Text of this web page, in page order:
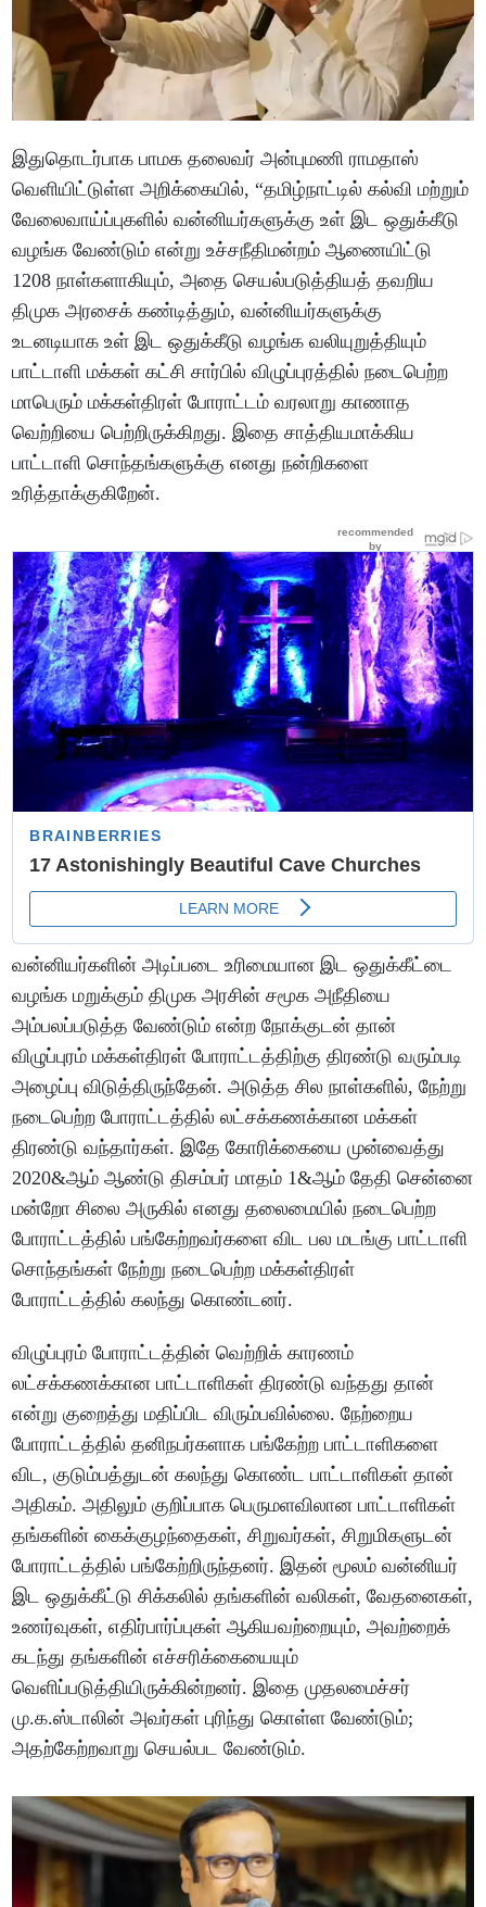
இதுதொடர்பாக பாமக தலைவர் அன்புமணி ராமதாஸ்
வெளியிட்டுள்ள அறிக்கையில், “தமிழ்நாட்டில் கல்வி மற்றும்
வேலைவாய்ப்புகளில் வன்னியர்களுக்கு உள் இட ஒதுக்கீடு
வழங்க வேண்டும் என்று உச்சநீதிமன்றம் ஆணையிட்டு
1208 நாள்களாகியும், அதை செயல்படுத்தியத் தவறிய
திமுக அரசைக் கண்டித்தும், வன்னியர்களுக்கு
உடனடியாக உள் இட ஒதுக்கீடு வழங்க வலியுறுத்தியும்
பாட்டாளி மக்கள் கட்சி சார்பில் விழுப்புரத்தில் நடைபெற்ற
மாபெரும் மக்கள்திரள் போராட்டம் வரலாறு காணாத
வெற்றியை பெற்றிருக்கிறது. இதை சாத்தியமாக்கிய
பாட்டாளி சொந்தங்களுக்கு எனது நன்றிகளை
உரித்தாக்குகிறேன்.
வன்னியர்களின் அடிப்படை உரிமையான இட ஒதுக்கீட்டை
வழங்க மறுக்கும் திமுக அரசின் சமூக அநீதியை
அம்பலப்படுத்த வேண்டும் என்ற நோக்குடன் தான்
விழுப்புரம் மக்கள்திரள் போராட்டத்திற்கு திரண்டு வரும்படி
அழைப்பு விடுத்திருந்தேன். அடுத்த சில நாள்களில், நேற்று
நடைபெற்ற போராட்டத்தில் லட்சக்கணக்கான மக்கள்
திரண்டு வந்தார்கள். இதே கோரிக்கையை முன்வைத்து
2020&ஆம் ஆண்டு திசம்பர் மாதம் 1&ஆம் தேதி சென்னை
மன்றோ சிலை அருகில் எனது தலைமையில் நடைபெற்ற
போராட்டத்தில் பங்கேற்றவர்களை விட பல மடங்கு பாட்டாளி
சொந்தங்கள் நேற்று நடைபெற்ற மக்கள்திரள்
போராட்டத்தில் கலந்து கொண்டனர்.
விழுப்புரம் போராட்டத்தின் வெற்றிக் காரணம்
லட்சக்கணக்கான பாட்டாளிகள் திரண்டு வந்தது தான்
என்று குறைத்து மதிப்பிட விரும்பவில்லை. நேற்றைய
போராட்டத்தில் தனிநபர்களாக பங்கேற்ற பாட்டாளிகளை
விட, குடும்பத்துடன் கலந்து கொண்ட பாட்டாளிகள் தான்
அதிகம். அதிலும் குறிப்பாக பெருமளவிலான பாட்டாளிகள்
தங்களின் கைக்குழந்தைகள், சிறுவர்கள், சிறுமிகளுடன்
போராட்டத்தில் பங்கேற்றிருந்தனர். இதன் மூலம் வன்னியர்
இட ஒதுக்கீட்டு சிக்கலில் தங்களின் வலிகள், வேதனைகள்,
உணர்வுகள், எதிர்பார்ப்புகள் ஆகியவற்றையும், அவற்றைக்
கடந்து தங்களின் எச்சரிக்கையையும்
வெளிப்படுத்தியிருக்கின்றனர். இதை முதலமைச்சர்
மு.க.ஸ்டாலின் அவர்கள் புரிந்து கொள்ள வேண்டும்;
அதற்கேற்றவாறு செயல்பட வேண்டும்.